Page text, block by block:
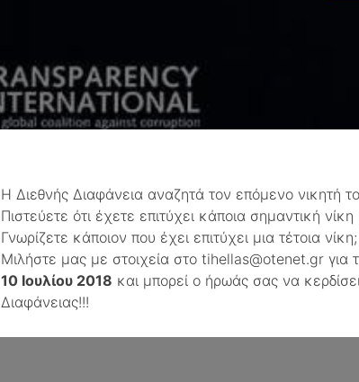
H Διεθνής Διαφάνεια αναζητά τον επόμενο νικητή
Πιστεύετε ότι έχετε επιτύχει κάποια σημαντική
Γνωρίζετε κάποιον που έχει επιτύχει μια τέτοια νίκη;
Μιλήστε μας με στοιχεία στο tihellas@otenet.gr για
10 Ιουλίου 2018 και μπορεί ο ήρωάς σας να
Διαφάνειας!!!